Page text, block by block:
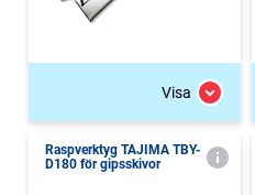
Visa
Raspverktyg TAJIMA TBY-
D180 för gipsskivor